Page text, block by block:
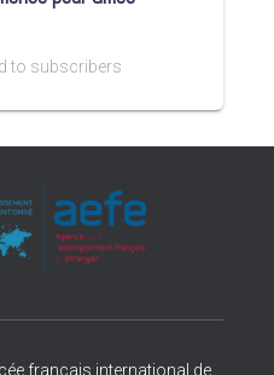
to subscribers
français international de